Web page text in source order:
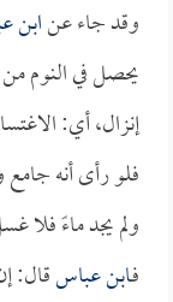
وقد جاء عنابن
يحصل في النوم
إنزال، أي:
فلو رأى أنه
ولم يجد ماءً فلا
فـابن عباسقال: